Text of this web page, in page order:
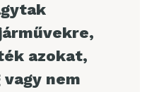
azokat,
vagy nem